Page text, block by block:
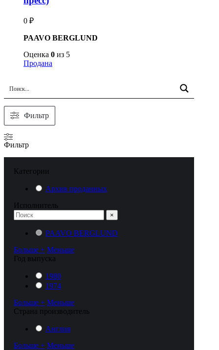
0 ₽
PAAVO BERGLUND
Оценка 0 из 5
Продана
Фильтр
Фильтр
Категории
Архив проданных
Исполнитель
×
PAAVO BERGLUND
Больше + Меньше
Год выпуска
1980
1974
Больше + Меньше
Cтрана производитель
Англия
Больше + Меньше